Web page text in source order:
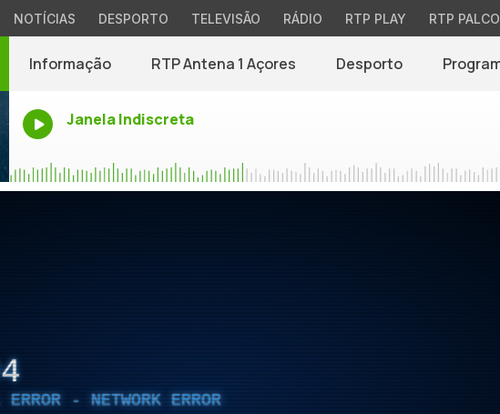
NOTÍCIAS DESPORTO TELEVISÃO RÁDIO RTP PLAY RTP PALCO
Informação RTP Antena 1 Açores Desporto
Janela Indiscreta
- NETWORK ERROR